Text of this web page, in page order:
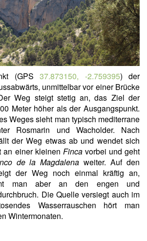
(GPS37.873150, -2.759395) der
unmittelbar vor einer Brücke
Weg steigt stetig an, das Ziel der
Meter höher als der Ausgangspunkt.
Weges sieht man typisch mediterrane
Rosmarin und Wacholder. Nach
der Weg etwas ab und wendet sich
an einer kleinen Fincavorbei und geht
de la Magdalena weiter. Auf den
der Weg noch einmal kräftig an,
man aber an den engen und
Die Quelle versiegt auch im
Wasserrauschen hört man
Wintermonaten.